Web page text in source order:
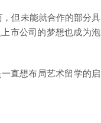
但未能就合作的部分具
市公司的梦想也成为泡
直想布局艺术留学的启